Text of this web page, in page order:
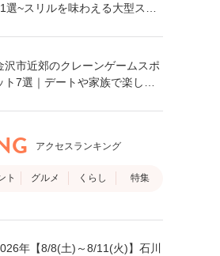
選~スリルを味わえる大型スラ
ールも!~
沢市近郊のクレーンゲームスポ
ト7選｜デートや家族で楽しめ
センター特集
アクセスランキング
ト グルメ くらし 特集
年【8/8(土)～8/11(火)】石川